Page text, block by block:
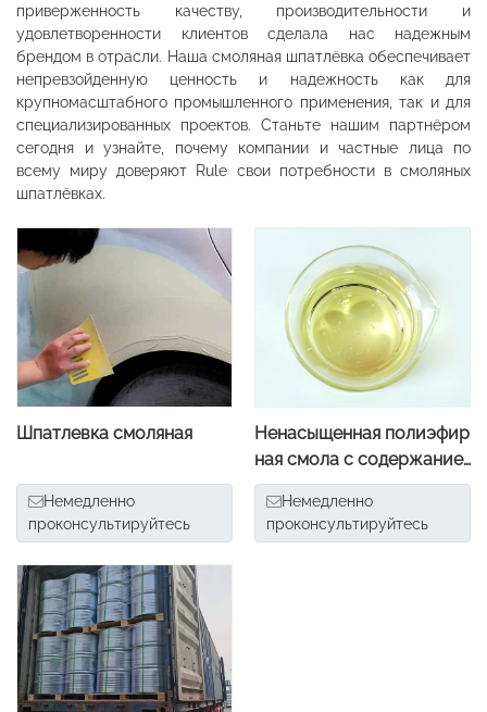
приверженность качеству, производительности и
удовлетворенности клиентов сделала нас надежным
брендом в отрасли. Наша смоляная шпатлёвка обеспечивает
непревзойденную ценность и надежность как для
крупномасштабного промышленного применения, так и для
специализированных проектов. Станьте нашим партнёром
сегодня и узнайте, почему компании и частные лица по
всему миру доверяют Rule свои потребности в смоляных
шпатлёвках.
Шпатлевка смоляная
Немедленно
проконсультируйтесь
Ненасыщенная полиэфир
ная смола с содержание
м СМ 30–40% для шпатле
вки с хорошей термосто
йкостью для ремонта куз
Немедленно
проконсультируйтесь